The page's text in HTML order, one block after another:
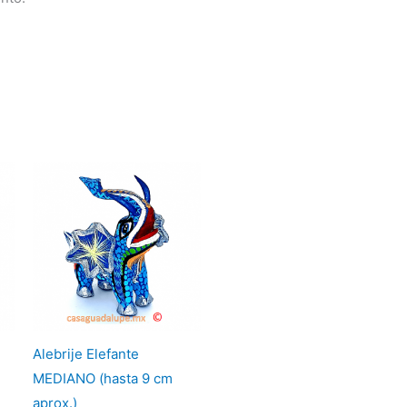
Alebrije Elefante
MEDIANO (hasta 9 cm
aprox.)